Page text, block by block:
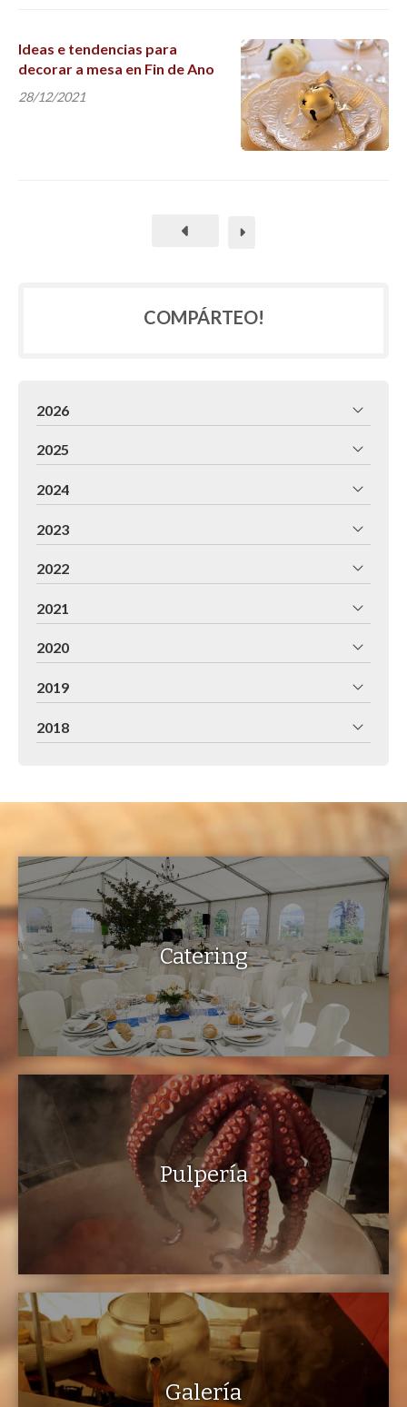
Ideas e tendencias para
decorar a mesa en Fin de Ano
28/12/2021
COMPÁRTEO!
2026
2025
2024
2023
2022
2021
2020
2019
2018
Catering
Pulpería
Galería